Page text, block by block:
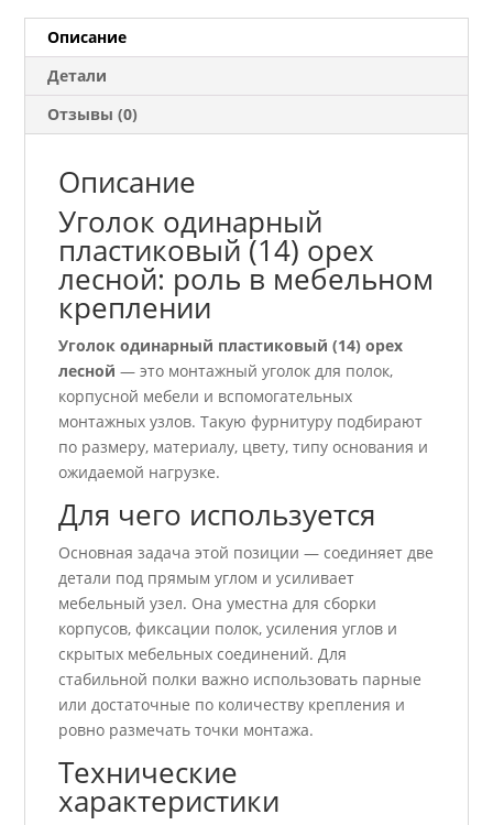
Описание
Детали
Отзывы (0)
Описание
Уголок одинарный
пластиковый (14) орех
лесной: роль в мебельном
креплении
Уголок одинарный пластиковый (14) орех
лесной — это монтажный уголок для полок,
корпусной мебели и вспомогательных
монтажных узлов. Такую фурнитуру подбирают
по размеру, материалу, цвету, типу основания и
ожидаемой нагрузке.
Для чего используется
Основная задача этой позиции — соединяет две
детали под прямым углом и усиливает
мебельный узел. Она уместна для сборки
корпусов, фиксации полок, усиления углов и
скрытых мебельных соединений. Для
стабильной полки важно использовать парные
или достаточные по количеству крепления и
ровно размечать точки монтажа.
Технические
характеристики